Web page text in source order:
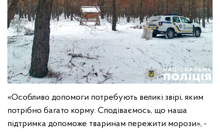
«Особливо допомоги потребують великі звірі, яким
потрібно багато корму. Сподіваємось, що наша
підтримка допоможе тваринам пережити морози», -